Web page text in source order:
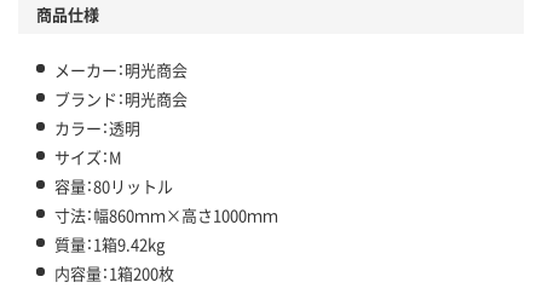
商品仕様
メーカー：明光商会
ブランド：明光商会
カラー：透明
サイズ：M
容量：80リットル
寸法：幅860ｍｍ×高さ1000ｍｍ
質量：1箱9.42kg
内容量：1箱200枚